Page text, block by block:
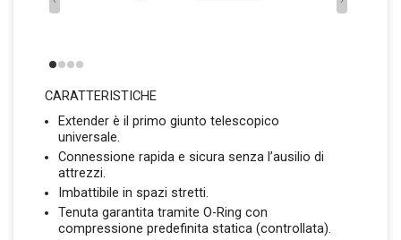
CARATTERISTICHE
Extender è il primo giunto telescopico
universale.
Connessione rapida e sicura senza l’ausilio di
attrezzi.
Imbattibile in spazi stretti.
Tenuta garantita tramite O-Ring con
compressione predefinita statica (controllata).